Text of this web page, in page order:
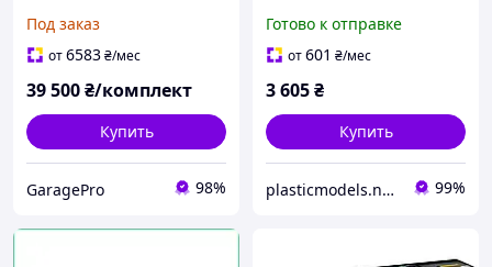
Extreme 24В (8182 кг)
Под заказ
от6583₴/мес
39 500₴/комплект
Купить
GaragePro 98%
евакуатор
Готово к отправке
от601 ₴/мес
3 605₴
Купить
plasticmodels.net.ua 99%